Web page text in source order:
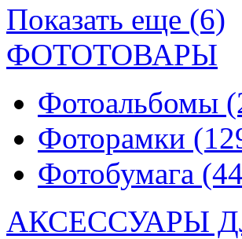
Показать еще (6)
ФОТОТОВАРЫ
Фотоальбомы
Фоторамки
Фотобумага
АКСЕССУАРЫ